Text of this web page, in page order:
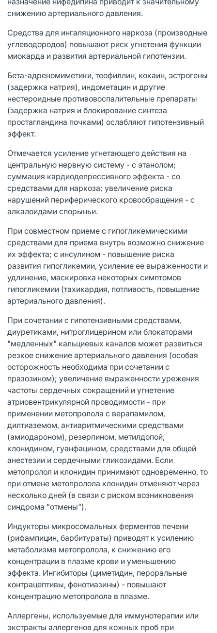
снижению артериального давления.
Средства для ингаляционного наркоза (производные
углеводородов) повышают риск угнетения функции
миокарда и развития артериальной гипотензии.
Бета-адреномиметики, теофиллин, кокаин, эстрогены
(задержка натрия), индометацин и другие
нестероидные противовоспалительные препараты
(задержка натрия и блокирование синтеза
простагландина почками) ослабляют гипотензивный
эффект.
Отмечается усиление угнетающего действия на
центральную нервную систему - с этанолом;
суммация кардиодепрессивного эффекта - со
средствами для наркоза; увеличение риска
нарушений периферического кровообращения - с
алкалоидами спорыньи.
При совместном приеме с гипогликемическими
средствами для приема внутрь возможно снижение
их эффекта; с инсулином - повышение риска
развития гипогликемии, усиление ее выраженности и
удлинение, маскировка некоторых симптомов
гипогликемии (тахикардия, потливость, повышение
артериального давления).
При сочетании с гипотензивными средствами,
диуретиками, нитроглицерином или блокаторами
"медленных" кальциевых каналов может развиться
резкое снижение артериального давления (особая
осторожность необходима при сочетании с
празозином); увеличение выраженности урежения
частоты сердечных сокращений и угнетение
атриовентрикулярной проводимости - при
применении метопролола с верапамилом,
дилтиаземом, антиаритмическими средствами
(амиодароном), резерпином, метилдопой,
клонидином, гуанфацином, средствами для общей
анестезии и сердечными гликозидами. Если
метопролол и клонидин принимают одновременно, то
при отмене метопролола клонидин отменяют через
несколько дней (в связи с риском возникновения
синдрома "отмены").
Индукторы микросомальных ферментов печени
(рифампицин, барбитураты) приводят к усилению
метаболизма метопролола, к снижению его
концентрации в плазме крови и уменьшению
эффекта. Ингибиторы (циметидин, пероральные
контрацептивы, фенотиазины) - повышают
концентрацию метопролола в плазме.
Аллергены, используемые для иммунотерапии или
экстракты аллергенов для кожных проб при